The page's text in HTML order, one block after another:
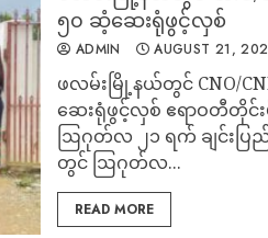
၅၀ ဆံ့ဆေးရုံဖွင့်လှစ်
ADMIN AUGUST 21,
ဖလမ်းမြို့နယ်တွင် CNO/
ဆေးရုံဖွင့်လှစ် ဧရာဝတီတိုင်း
ဩဂုတ်လ ၂၁ ရက် ချင်းပြ
တွင် ဩဂုတ်လ...
READ MORE